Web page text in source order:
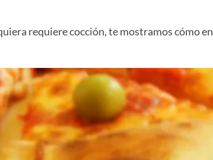
requiere cocción, te mostramos cómo en